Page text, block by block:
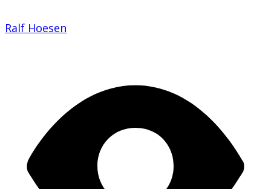
Ralf Hoesen